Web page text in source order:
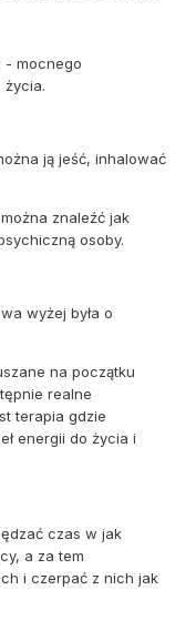
- mocnego
życia.
ją jeść, inhalować
znaleźć jak
osoby.
wyżej była o
na początku
realne
terapia gdzie
energii do życia i
czas w jak
a za tem
i czerpać z nich jak